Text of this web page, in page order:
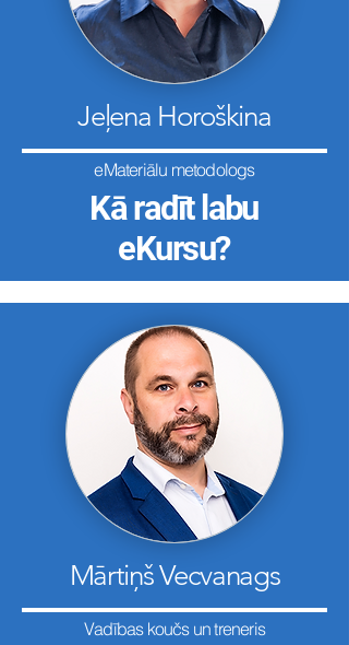
Jeļena Horoškina
eMateriālu metodologs
Kā radīt labu
eKursu?
Mārtiņš Vecvanags
Vadības koučs un treneris